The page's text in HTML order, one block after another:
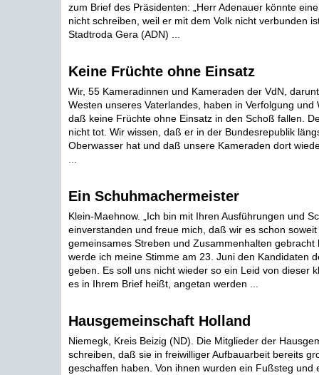
zum Brief des Präsidenten: „Herr Adenauer könnte
nicht schreiben, weil er mit dem Volk nicht verbunden
Stadtroda Gera (ADN) ...
Keine Früchte ohne Einsatz
Wir, 55 Kameradinnen und Kameraden der VdN,
Westen unseres Vaterlandes, haben in Verfolgung und
daß keine Früchte ohne Einsatz in den Schoß fallen.
nicht tot. Wir wissen, daß er in der Bundesrepublik
Oberwasser hat und daß unsere Kameraden dort
Ein Schuhmachermeister
Klein-Maehnow. „Ich bin mit Ihren Ausführungen und
einverstanden und freue mich, daß wir es schon
gemeinsames Streben und Zusammenhalten gebracht
werde ich meine Stimme am 23. Juni den Kandidaten
geben. Es soll uns nicht wieder so ein Leid von dieser
es in Ihrem Brief heißt, angetan werden ...
Hausgemeinschaft Holland
Niemegk, Kreis Beizig (ND). Die Mitglieder der
schreiben, daß sie in freiwilliger Aufbauarbeit bereits
geschaffen haben. Von ihnen wurden ein Fußsteg und